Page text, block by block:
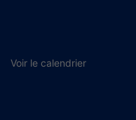
Voir le calendrier